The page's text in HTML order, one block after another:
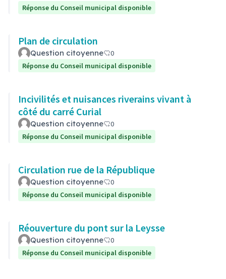
Réponse du Conseil municipal disponible
Plan de circulation
Question citoyenne
0
Réponse du Conseil municipal disponible
Incivilités et nuisances riverains vivant à
côté du carré Curial
Question citoyenne
0
Réponse du Conseil municipal disponible
Circulation rue de la République
Question citoyenne
0
Réponse du Conseil municipal disponible
Réouverture du pont sur la Leysse
Question citoyenne
0
Réponse du Conseil municipal disponible